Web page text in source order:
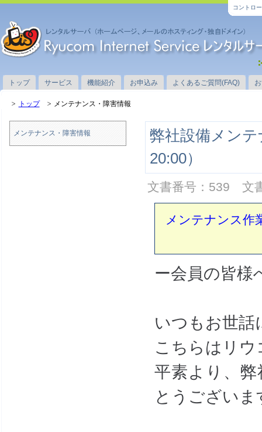
トップ サービス 機能紹介 お申込み よくあるご質問(FAQ)
トップ メンテナンス・障害情報
弊社設備メン
20:00）
文書番号：539 文
メンテナンス作
ー会員の皆様
いつもお世話
こちらはリ
平素より、
とうございま
メンテナンス・障害情報
コントロ